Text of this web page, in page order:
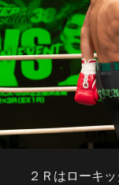
２Ｒはローキッ